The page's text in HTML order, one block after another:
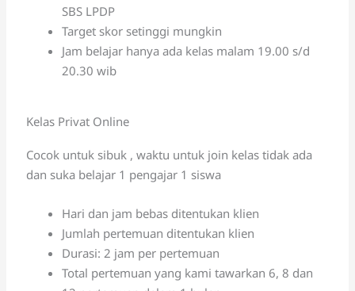
SBS LPDP
Target skor setinggi mungkin
Jam belajar hanya ada kelas malam 19.00 s/d
20.30 wib
Kelas Privat Online
Cocok untuk sibuk , waktu untuk join kelas tidak ada
dan suka belajar 1 pengajar 1 siswa
Hari dan jam bebas ditentukan klien
Jumlah pertemuan ditentukan klien
Durasi: 2 jam per pertemuan
Total pertemuan yang kami tawarkan 6, 8 dan